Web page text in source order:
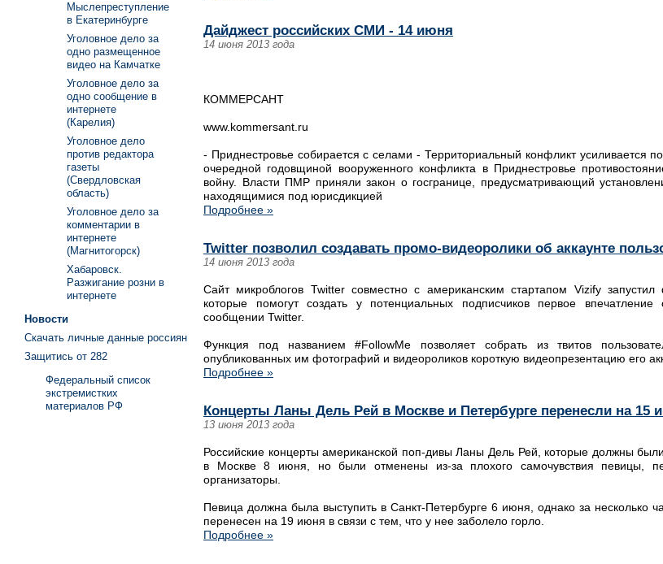
Дайджест российских СМИ - 14 июня
14 июня 2013 года
КОММЕРСАНТ
www.kommersant.ru
- Приднестровье собирается с селами - Территориальный конфликт
очередной годовщиной вооруженного конфликта в Приднестровье
войну. Власти ПМР приняли закон о госгранице, предусматривающий
находящимися под юрисдикцией
Подробнее »
Twitter позволил создавать промо-видеоролики об аккаунте
14 июня 2013 года
Cайт микроблогов Twitter совместно с американским стартапом Vizify
которые помогут создать у потенциальных подписчиков первое впечатление
сообщении Twitter.
Функция под названием #FollowMe позволяет собрать из твитов
опубликованных им фотографий и видеороликов короткую видеопрезентацию его
Подробнее »
Концерты Ланы Дель Рей в Москве и Петербурге перенесли на 15
13 июня 2013 года
Российские концерты американской поп-дивы Ланы Дель Рей, которые должны
в Москве 8 июня, но были отменены из-за плохого самочувствия
организаторы.
Певица должна была выступить в Санкт-Петербурге 6 июня, однако за несколько
перенесен на 19 июня в связи с тем, что у нее заболело горло.
Подробнее »
Мыслепреступление
в Екатеринбурге
Уголовное дело за
одно размещенное
видео на Камчатке
Уголовное дело за
одно сообщение в
интернете
(Карелия)
Уголовное дело
против редактора
газеты
(Свердловская
область)
Уголовное дело за
комментарии в
интернете
(Магнитогорск)
Хабаровск.
Разжигание розни в
интернете
Новости
Скачать личные данные россиян
Защитись от 282
Федеральный список
экстремистких
материалов РФ